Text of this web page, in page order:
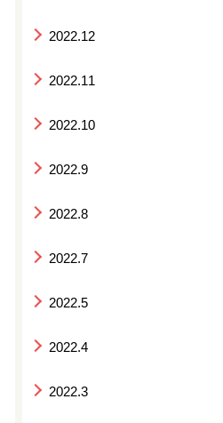
2022.12
2022.11
2022.10
2022.9
2022.8
2022.7
2022.5
2022.4
2022.3